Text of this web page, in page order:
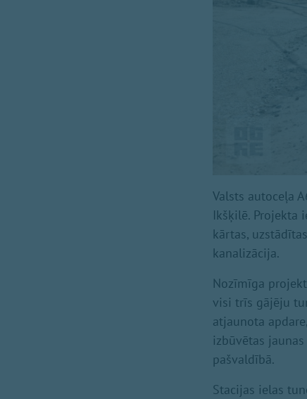
Valsts autoceļa
Ikšķilē. Projekta
kārtas,
kanalizācija.
Nozīmīga
visi trīs gājēju
atjaunota
izbūvētas
pašvaldībā.
Stacijas ielas